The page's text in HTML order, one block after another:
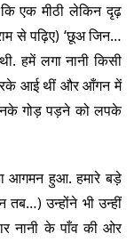
एक मीठी लेकिन दृढ़
से पढ़िए) ‘छूअ जिन…
हमें लगा नानी किसी
आई थीं और आँगन में
गोड़ पड़ने को लपके
आगमन हुआ. हमारे बड़े
उन्होंने भी उन्हीं
नानी के पाँव की ओर